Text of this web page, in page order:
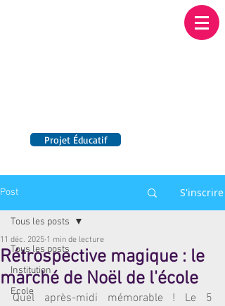
Projet Éducatif
Post S'inscrire
Tous les posts
Institution
Ecole
Tous les posts
Rétrospective magique : le
marché de Noël de l'école
11 déc. 2025 1 min de lecture
Quel après-midi mémorable ! Le 5